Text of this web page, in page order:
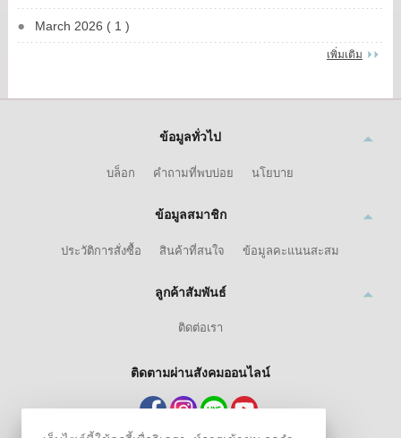
March 2026 ( 1 )
เพิ่มเติม
ข้อมูลทั่วไป
บล็อก คำถามที่พบบ่อย นโยบาย
ข้อมูลสมาชิก
ประวัติการสั่งซื้อ สินค้าที่สนใจ ข้อมูลคะแนนสะสม
ลูกค้าสัมพันธ์
ติดต่อเรา
ติดตามผ่านสังคมออนไลน์